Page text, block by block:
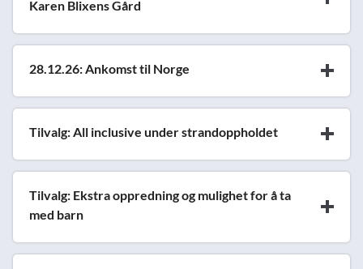
Karen Blixens Gård
28.12.26: Ankomst til Norge
Tilvalg: All inclusive under strandoppholdet
Tilvalg: Ekstra oppredning og mulighet for å ta
med barn